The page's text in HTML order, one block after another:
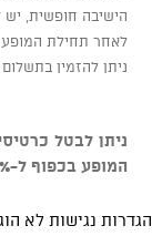
הישיבה חופשית,
לאחר תחילת
ניתן להזמין
המופע בכפוף ל-5% דמי ביטול, לאחר מכן אין ביטולים
הגדרות נגישות לא